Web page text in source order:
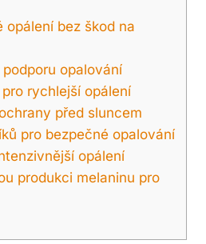
opálení bez škod na
opalování
rychlejší opálení
před sluncem
pro bezpečné opalování
opálení
produkci melaninu pro